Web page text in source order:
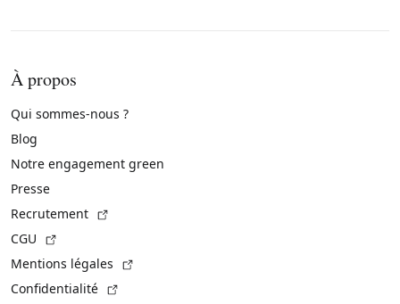
À propos
Qui sommes-nous ?
Blog
Notre engagement green
Presse
Recrutement
CGU
Mentions légales
Confidentialité